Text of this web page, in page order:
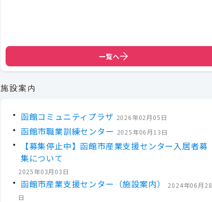
一覧へ
施設案内
函館コミュニティプラザ 2026年02月05日
函館市職業訓練センター 2025年06月13日
【募集停止中】函館市産業支援センター入居者募
集について
2025年03月03日
函館市産業支援センター（施設案内）
2024年06月28
日